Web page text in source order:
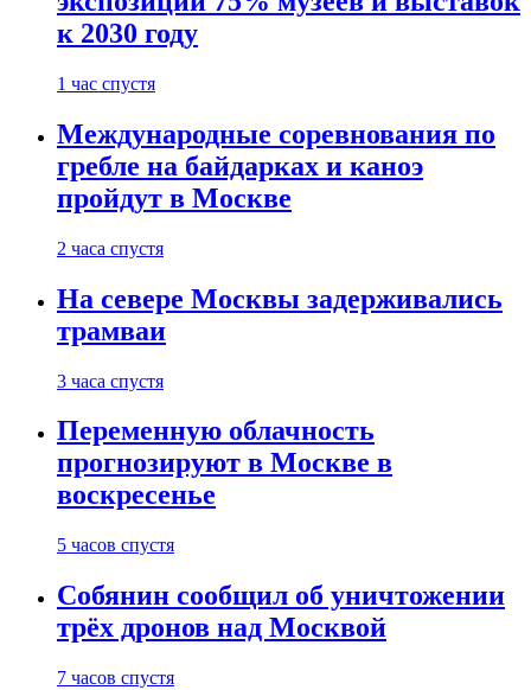
к 2030 году
1 час спустя
Международные соревнования по
гребле на байдарках и каноэ
пройдут в Москве
2 часа спустя
На севере Москвы задерживались
трамваи
3 часа спустя
Переменную облачность
прогнозируют в Москве в
воскресенье
5 часов спустя
Собянин сообщил об уничтожении
трёх дронов над Москвой
7 часов спустя